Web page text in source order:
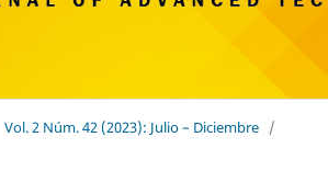
Vol. 2 Núm. 42 (2023): Julio – Diciembre /